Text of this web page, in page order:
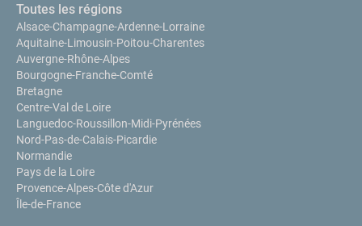
Toutes les régions
Alsace-Champagne-Ardenne-Lorraine
Aquitaine-Limousin-Poitou-Charentes
Auvergne-Rhône-Alpes
Bourgogne-Franche-Comté
Bretagne
Centre-Val de Loire
Languedoc-Roussillon-Midi-Pyrénées
Nord-Pas-de-Calais-Picardie
Normandie
Pays de la Loire
Provence-Alpes-Côte d'Azur
Île-de-France